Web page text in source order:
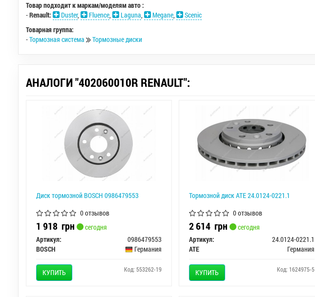
Товар подходит к маркам/моделям авто :
-Renault: Duster, Fluence, Laguna, Megane,
Scenic
Товарная группа:
-Тормозная система Тормозные диски
АНАЛОГИ "402060010R RENAULT":
Диск тормозной BOSCH 0986479553
0 отзывов
1 918 грн
сегодня
Артикул:
0986479553
BOSCH
Германия
КУПИТЬ Код: 553262-19
Тормозной диск ATE 24.0124-0221.1
0 отзывов
2 614 грн
сегодня
Артикул:
24.0124-0221.1
ATE
Германия
КУПИТЬ Код: 1624975-5